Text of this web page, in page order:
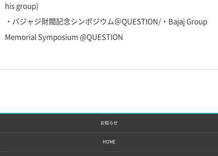
his group)
・バジャジ財閥記念シンポジウム＠QUESTION/・Bajaj Group
Memorial Symposium @QUESTION
お知らせ
HOME